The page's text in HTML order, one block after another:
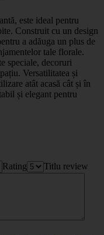
este ideal pentru
Construit cu un design
a adăuga un plus de
tale florale.
speciale, decoruri
Versatilitatea și
atât acasă cât și în
și elegant pentru
Rating Titlu review